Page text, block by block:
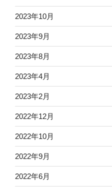
2023年10月
2023年9月
2023年8月
2023年4月
2023年2月
2022年12月
2022年10月
2022年9月
2022年6月